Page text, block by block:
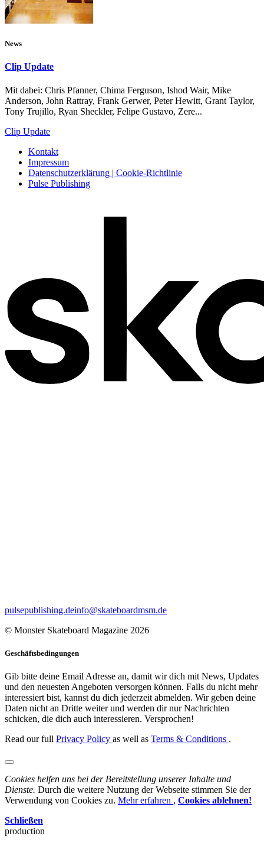
News
Clip Update
Mit dabei: Chris Pfanner, Chima Ferguson, Ishod Wair, Mike
Anderson, John Rattray, Frank Gerwer, Peter Hewitt, Grant Taylor,
Tony Trujillo, Ryan Sheckler, Felipe Gustavo, Zere...
Clip Update
Kontakt
Impressum
Datenschutzerklärung | Cookie-Richtlinie
Pulse Publishing
pulsepublishing.deinfo@skateboardmsm.de
© Monster Skateboard Magazine 2026
Geschäftsbedingungen
Gib bitte deine Email Adresse an, damit wir dich mit News, Updates
und den neuesten Angeboten versorgen können. Falls du nicht mehr
interessiert bist, kannst du dich jederzeit abmelden. Wir geben deine
Daten nicht an Dritte weiter und werden dir nur Nachrichten
schicken, die dich auch interessieren. Versprochen!
Read our full Privacy Policy as well as Terms & Conditions .
Cookies helfen uns bei der Bereitstellung unserer Inhalte und
Dienste. Durch die weitere Nutzung der Webseite stimmen Sie der
Verwendung von Cookies zu. Mehr erfahren , Cookies ablehnen!
Schließen
production